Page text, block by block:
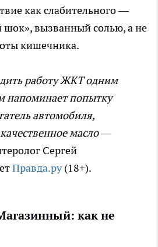
как слабительного —
шок», вызванный солью, а не
кишечника.
работу ЖКТ одним
напоминает попытку
автомобиля,
масло—
Сергей
Правда.ру(18+).
как не